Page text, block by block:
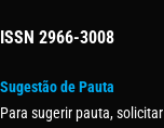
ISSN 2966-3008
Sugestão de Pauta
Para sugerir pauta,